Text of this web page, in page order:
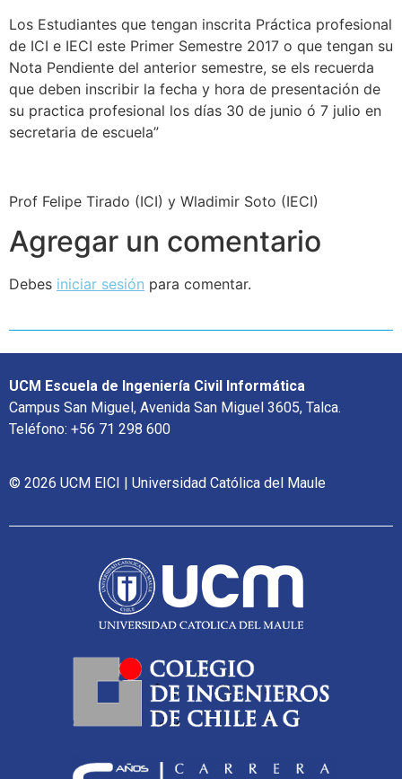
Los Estudiantes que tengan inscrita Práctica profesional
de ICI e IECI este Primer Semestre 2017 o que tengan su
Nota Pendiente del anterior semestre, se els recuerda
que deben inscribir la fecha y hora de presentación de
su practica profesional los días 30 de junio ó 7 julio en
secretaria de escuela”
Prof Felipe Tirado (ICI) y Wladimir Soto (IECI)
Agregar un comentario
Debes iniciar sesión para comentar.
UCM Escuela de Ingeniería Civil Informática
Campus San Miguel, Avenida San Miguel 3605, Talca.
Teléfono: +56 71 298 600
© 2026 UCM EICI | Universidad Católica del Maule